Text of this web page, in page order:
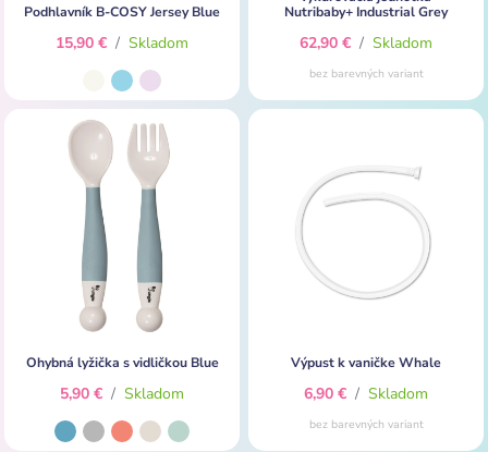
Podhlavník B-COSY Jersey Blue
15,90 € / Skladom
Nutribaby+ Industrial Grey
62,90 € / Skladom
bez barevných variant
Ohybná lyžička s vidličkou Blue
5,90 € / Skladom
Výpust k vaničke Whale
6,90 € / Skladom
bez barevných variant